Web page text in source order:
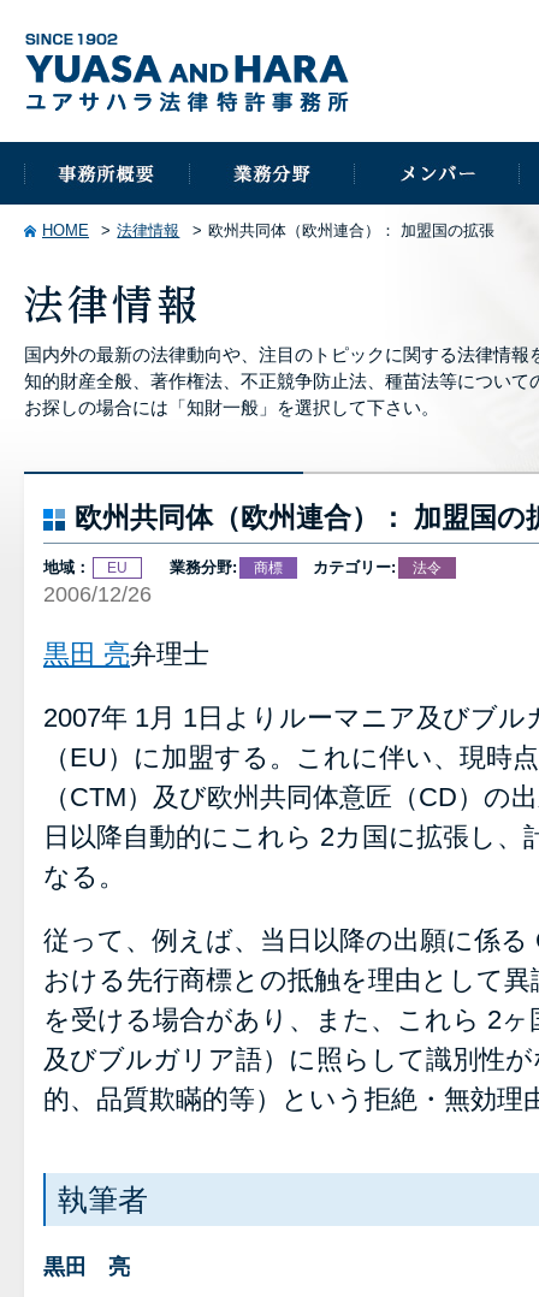
HOME 法律情報 欧州共同体（欧州連合）： 加盟国の拡張
国内外の最新の法律動向や、注目のトピックに関する法律情報
知的財産全般、著作権法、不正競争防止法、種苗法等について
お探しの場合には「知財一般」を選択して下さい。
欧州共同体（欧州連合）： 加盟国の
地域： EU 業務分野: 商標 カテゴリー: 法令
2006/12/26
黒田 亮弁理士
2007年 1月 1日よりルーマニア及びブ
（EU）に加盟する。これに伴い、現時
（CTM）及び欧州共同体意匠（CD）の
日以降自動的にこれら 2カ国に拡張し、
なる。
従って、例えば、当日以降の出願に係
おける先行商標との抵触を理由として
を受ける場合があり、また、これら 2
及びブルガリア語）に照らして識別性
的、品質欺瞞的等）という拒絶・無効
執筆者
黒田 亮